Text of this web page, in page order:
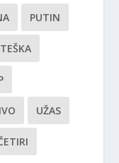
PUTIN
TEŠKA
UŽAS